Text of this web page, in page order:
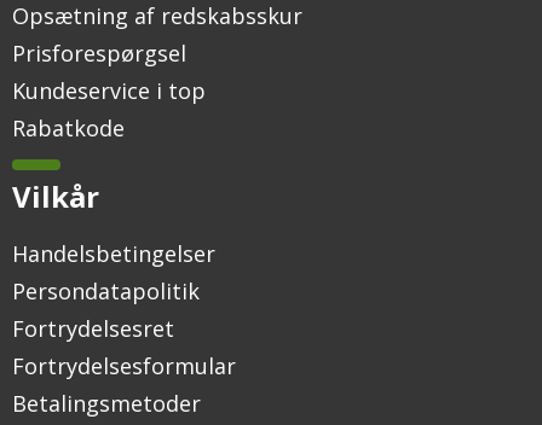
Opsætning af redskabsskur
Prisforespørgsel
Kundeservice i top
Rabatkode
Vilkår
Handelsbetingelser
Persondatapolitik
Fortrydelsesret
Fortrydelsesformular
Betalingsmetoder